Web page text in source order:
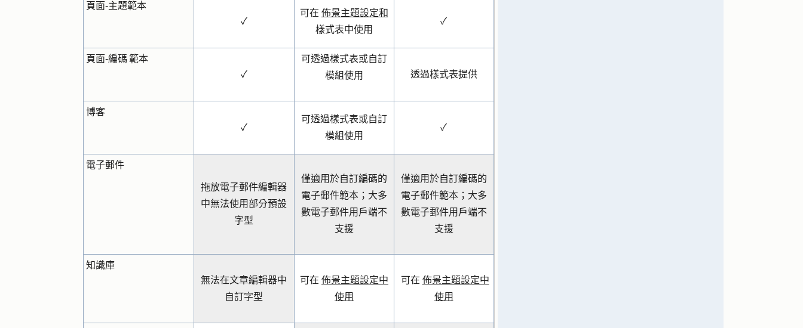
頁面-主題範本
✓
可在 佈景主題設定和
樣式表中使用
✓
頁面-編碼 範本
✓
可透過樣式表或自訂
模組使用
透過樣式表提供
博客
✓
可透過樣式表或自訂
模組使用
✓
電子郵件
拖放電子郵件編輯器
中無法使用部分預設
字型
僅適用於自訂編碼的
電子郵件範本；大多
數電子郵件用戶端不
支援
僅適用於自訂編碼的
電子郵件範本；大多
數電子郵件用戶端不
支援
知識庫
無法在文章編輯器中
自訂字型
可在 佈景主題設定中
使用
可在 佈景主題設定中
使用